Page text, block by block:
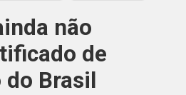
não
de
do Brasil